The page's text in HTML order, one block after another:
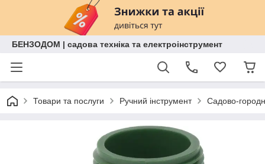
БЕНЗОДОМ | садова техніка та електроінструмент
Товари та послуги Ручний інструмент Садово-